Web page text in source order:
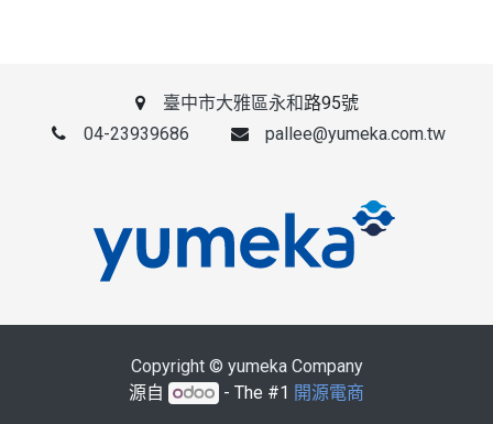
臺中市大雅區永和路95號
04-23939686
pallee@yumeka.com.tw
Copyright © yumeka Company
源自
- The #1 開源電商